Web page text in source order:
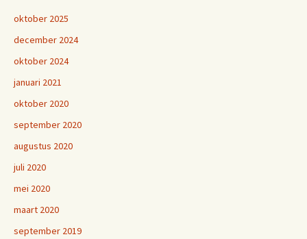
oktober 2025
december 2024
oktober 2024
januari 2021
oktober 2020
september 2020
augustus 2020
juli 2020
mei 2020
maart 2020
september 2019